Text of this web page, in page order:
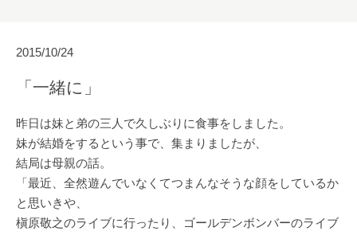
2015/10/24
「一緒に」
昨日は妹と弟の三人で久しぶりに食事をしました。
妹が結婚をするという事で、集まりましたが、
結局は母親の話。
「最近、全然遊んでいなくてつまんなそうな顔をしているか
と思いきや、
槇原敬之のライブに行ったり、ゴールデンボンバーのライブ